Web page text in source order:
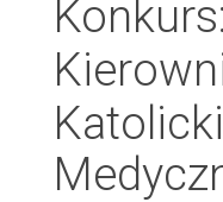
Konkurs: